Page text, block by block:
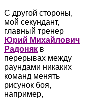
С другой стороны,
мой секундант,
главный тренер
Юрий Михайлович
Радоняк в
перерывах между
раундами никаких
команд менять
рисунок боя,
например,